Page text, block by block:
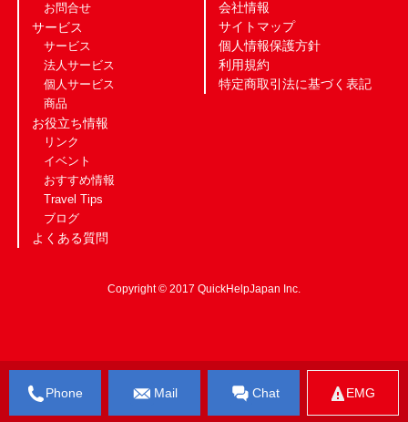
Phone Mail Chat EMG
お問合せ
サービス
サービス
法人サービス
個人サービス
商品
お役立ち情報
リンク
イベント
おすすめ情報
Travel Tips
ブログ
よくある質問
会社情報
サイトマップ
個人情報保護方針
利用規約
特定商取引法に基づく表記
Copyright © 2017 QuickHelpJapan Inc.